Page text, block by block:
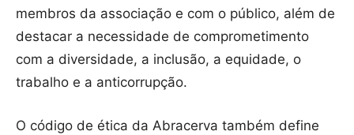
membros da associação e com o público, além de
destacar a necessidade de comprometimento
com a diversidade, a inclusão, a equidade, o
trabalho e a anticorrupção.
O código de ética da Abracerva também define